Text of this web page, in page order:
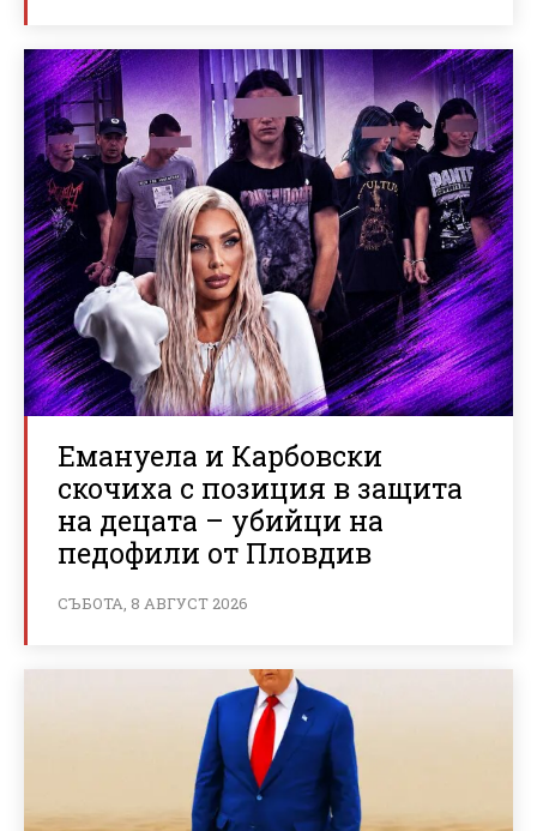
Емануела и Карбовски
скочиха с позиция в защита
на децата – убийци на
педофили от Пловдив
СЪБОТА, 8 АВГУСТ 2026